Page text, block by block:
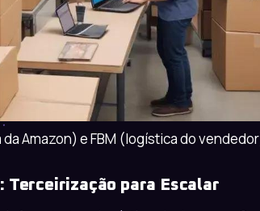
Amazon) e FBM (logística do
Terceirização para Escalar